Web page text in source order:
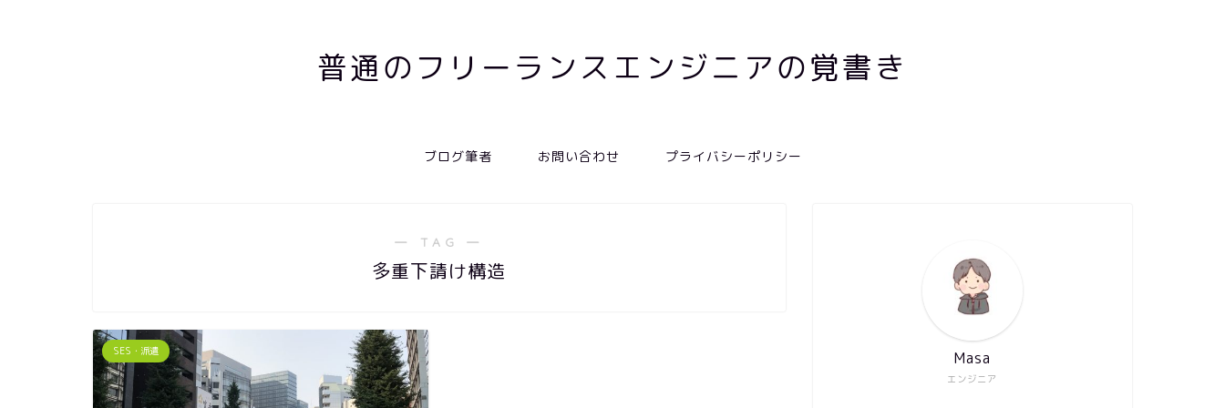
普通のフリーランスエンジニアの覚書き
ブログ筆者 お問い合わせ プライバシーポリシー
― TAG ―
多重下請け構造
SES・派遣
エンジニア
Masa